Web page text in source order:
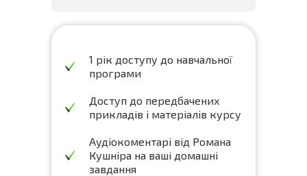
1 рік доступу до навчальної
програми
Доступ до передбачених
прикладів і матеріалів курсу
Аудіокоментарі від Романа
Кушніра на ваші домашні
завдання